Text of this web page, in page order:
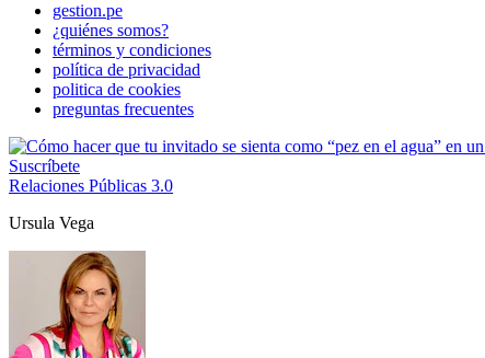
gestion.pe
¿quiénes somos?
términos y condiciones
política de privacidad
politica de cookies
preguntas frecuentes
Suscríbete
Relaciones Públicas 3.0
Ursula Vega